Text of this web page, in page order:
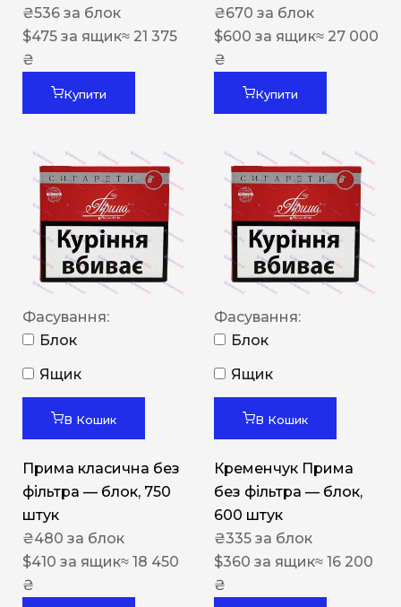
₴536 за блок
$475 за ящик≈ 21 375
₴
Купити
₴670 за блок
$600 за ящик≈ 27 000
₴
Купити
Фасування:
Блок
Ящик
В Кошик
Прима класична без
фільтра — блок, 750
штук
₴480 за блок
$410 за ящик≈ 18 450
₴
Фасування:
Блок
Ящик
В Кошик
Кременчук Прима
без фільтра — блок,
600 штук
₴335 за блок
$360 за ящик≈ 16 200
₴